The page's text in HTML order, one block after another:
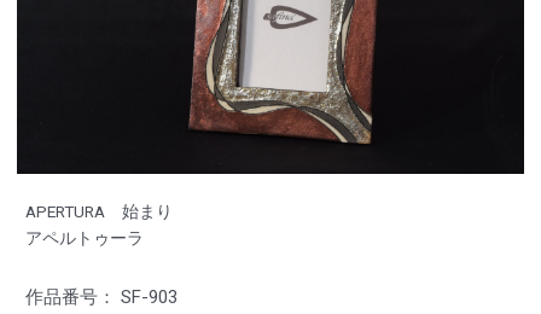
APERTURA 始まり
アペルトゥーラ
作品番号： SF-903